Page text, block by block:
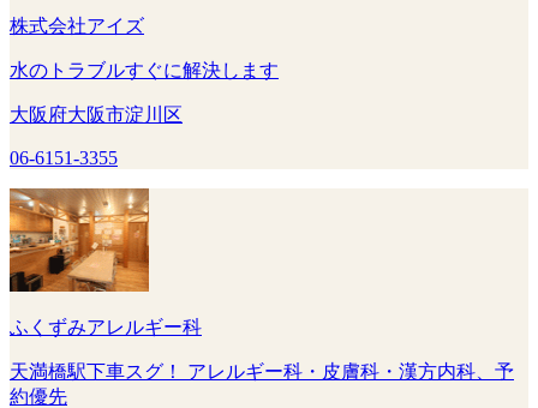
株式会社アイズ
水のトラブルすぐに解決します
大阪府大阪市淀川区
06-6151-3355
ふくずみアレルギー科
天満橋駅下車スグ！ アレルギー科・皮膚科・漢方内科、予
約優先